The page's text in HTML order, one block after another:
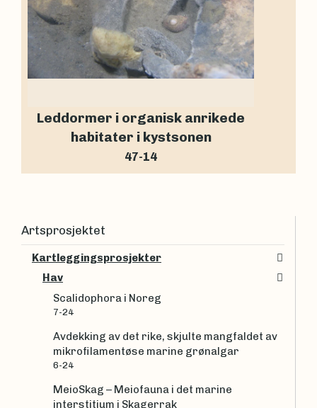
Leddormer i organisk anrikede
habitater i kystsonen
47-14
Artsprosjektet
Kartleggingsprosjekter
Hav
Scalidophora i Noreg
7-24
Avdekking av det rike, skjulte mangfaldet av
mikrofilamentøse marine grønalgar
6-24
MeioSkag – Meiofauna i det marine
interstitium i Skagerrak